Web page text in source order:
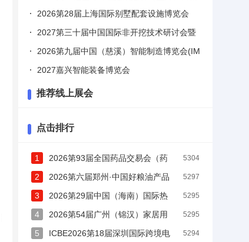
会
2026第28届上海国际别墅配套设施博览会
（上海别墅展）
2027第三十届中国国际非开挖技术研讨会暨
展览会（ITTC）
2026第九届中国（慈溪）智能制造博览会(IM
E-CIXI)
2027嘉兴智能装备博览会
推荐线上展会
点击排行
5304
1
2026第93届全国药品交易会（药
交会 PHARMCHINA）
5297
2
2026第六届郑州·中国好粮油产品
及机械设备技术交易大会
5295
3
2026第29届中国（海南）国际热
带农产品冬季交易会（海南冬交会 海口冬交
会）
5295
4
2026第54届广州（锦汉）家居用
品及礼品展览会（锦汉家居礼品展 JINHAN FA
5294
5
ICBE2026第18届深圳国际跨境电